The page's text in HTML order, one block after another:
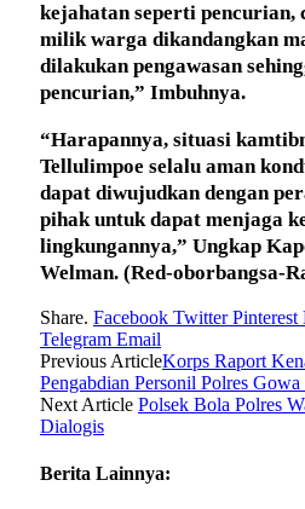
kejahatan seperti pencurian,
milik warga dikandangkan
dilakukan pengawasan
pencurian,” Imbuhnya.
“Harapannya, situasi
Tellulimpoe selalu aman
dapat diwujudkan dengan
pihak untuk dapat menjaga
lingkungannya,” Ungkap
Welman. (Red-oborbangsa-
Share. Facebook Twitter Pinterest
Telegram Email
Previous ArticleKorps Raport
Pengabdian Personil Polres
Next Article Polsek Bola Polres
Dialogis
Berita Lainnya: